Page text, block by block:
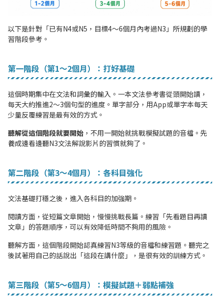
以下是針對「已有N4或N5，目標4〜6個月內考過N3」所規劃的學
習階段參考。
第一階段（第1〜2個月）：打好基礎
這個時期集中在文法和詞彙的輸入。一本文法參考書從頭開始讀，
每天大約推進2〜3個句型的進度。單字部分，用App或單字本每天
少量反覆練習是最有效的方式。
聽解從這個階段就要開始 ，不用一開始就挑戰模擬試題的音檔。先
養成邊看邊聽N3文法解說影片的習慣就夠了。
第二階段（第3〜4個月）：各科目強化
文法基礎打穩之後，進入各科目的加強期。
閱讀方面，從短篇文章開始，慢慢挑戰長篇。練習「先看題目再讀
文章」的答題順序，可以有效降低時間不夠用的風險。
聽解方面，這個階段開始認真練習N3等級的音檔和練習題。聽完之
後試著用自己的話說出「這段在講什麼」，是很有效的訓練方式。
第三階段（第5〜6個月）：模擬試題＋弱點補強